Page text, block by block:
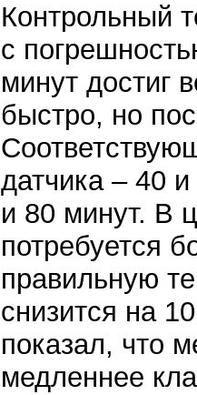
Контрольный
с
минут достиг
быстро, но
датчика – 40
и 80 минут. В
потребуется
правильную
снизится на
показал, что
медленнее